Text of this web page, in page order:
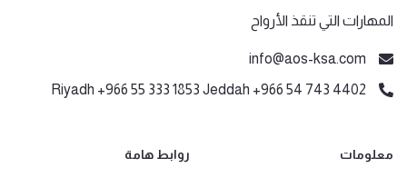
المهارات التي تنقذ الأرواح
info@aos-ksa.com
Riyadh +966 55 333 1853 Jeddah +966 54 743 4402
معلومات روابط هامة